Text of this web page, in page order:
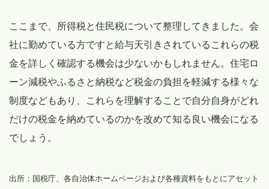
ここまで、所得税と住民税について整理してきました。会
社に勤めている方ですと給与天引きされているこれらの税
金を詳しく確認する機会は少ないかもしれません。住宅ロ
ーン減税やふるさと納税など税金の負担を軽減する様々な
制度などもあり、これらを理解することで自分自身がどれ
だけの税金を納めているのかを改めて知る良い機会になる
でしょう。
出所：国税庁、各自治体ホームページおよび各種資料をもとにアセット